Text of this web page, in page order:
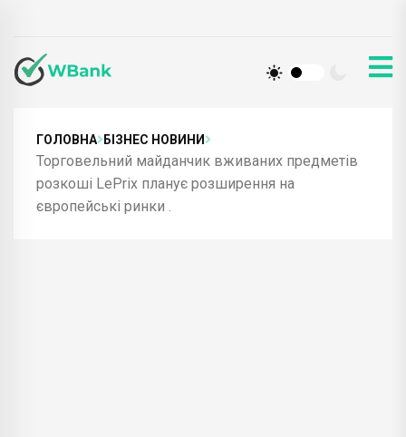
ГОЛОВНА БІЗНЕС НОВИНИ
Торговельний майданчик вживаних предметів
розкоші LePrix планує розширення на
європейські ринки .